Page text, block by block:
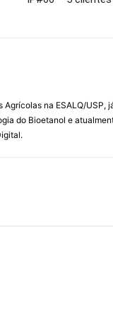
na ESALQ/USP,
do Bioetanol e